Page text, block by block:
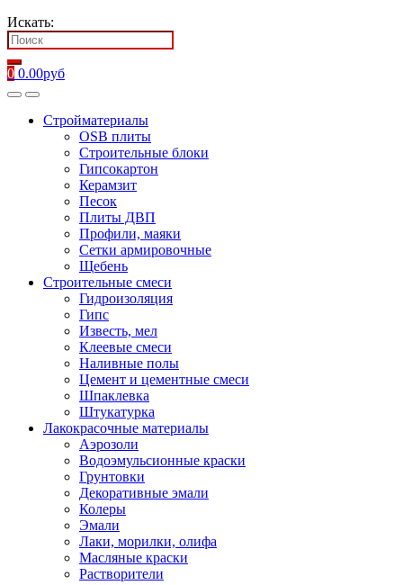
Искать:
0 0.00руб
Стройматериалы
OSB плиты
Строительные блоки
Гипсокартон
Керамзит
Песок
Плиты ДВП
Профили, маяки
Сетки армировочные
Щебень
Строительные смеси
Гидроизоляция
Гипс
Известь, мел
Клеевые смеси
Наливные полы
Цемент и цементные смеси
Шпаклевка
Штукатурка
Лакокрасочные материалы
Аэрозоли
Водоэмульсионные краски
Грунтовки
Декоративные эмали
Колеры
Эмали
Лаки, морилки, олифа
Масляные краски
Растворители